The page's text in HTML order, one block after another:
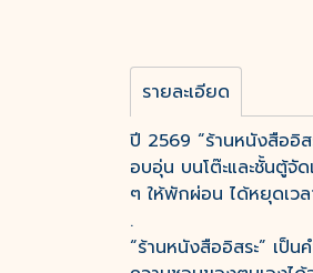
รายละเอียด
ปี 2569 “ร้านหนังสืออิ
อบอุ่น บนโต๊ะและชั้นตู้จั
ๆ ให้พักผ่อน ได้หยุดเว
.
“ร้านหนังสืออิสระ” เป็